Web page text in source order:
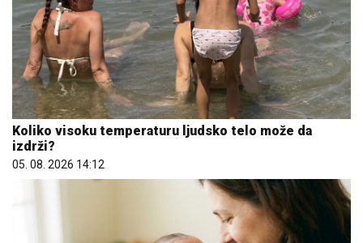
Koliko visoku temperaturu ljudsko telo može da
izdrži?
05. 08. 2026 14:12